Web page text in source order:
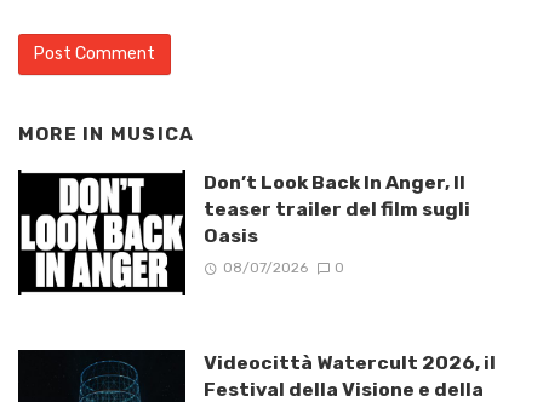
MORE IN MUSICA
Don’t Look Back In Anger, Il
teaser trailer del film sugli
Oasis
08/07/2026 0
Videocittà Watercult 2026, il
Festival della Visione e della